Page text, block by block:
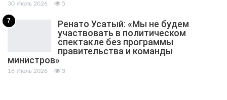
30 Июль 2026 5
7
Ренато Усатый: «Мы не будем
участвовать в политическом
спектакле без программы
правительства и команды
министров»
16 Июль 2026 3